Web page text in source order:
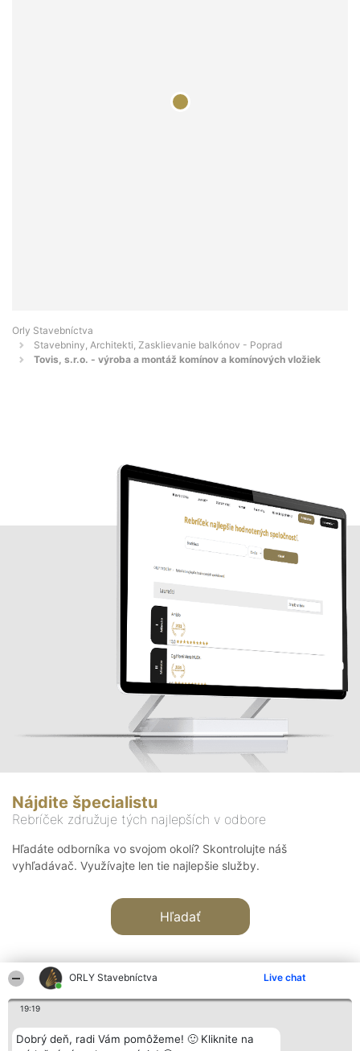
ORLY Stavebníctva Live chat
19:19
Dobrý deň, radi Vám pomôžeme! 🙂 Kliknite na
Orly Stavebníctva
Stavebniny, Architekti, Zasklievanie balkónov - Poprad
Tovis, s.r.o. - výroba a montáž komínov a komínových vložiek
Nájdite špecialistu
Rebríček združuje tých najlepších v odbore
Hľadáte odborníka vo svojom okolí? Skontrolujte náš
vyhľadávač. Využívajte len tie najlepšie služby.
Hľadať
Organizátor hodnotenia
Bright Side Solutions sp. z o.
Hodnotenie
Laureáti
Kontakt
Kontakt